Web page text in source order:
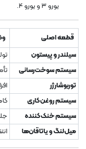
یورو 3 و یورو 4.
قطعه اصلی
سیلندر و پیستون
سیستم سوخت‌رسانی
توربوشارژر
سیستم روغن‌کاری
سیستم خنک‌کننده
میل‌لنگ و یاتاقان‌ها